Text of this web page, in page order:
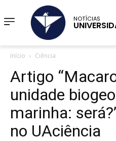
NOTÍCIAS
Início Ciência
Artigo
unidade
marinha:
no UAciência